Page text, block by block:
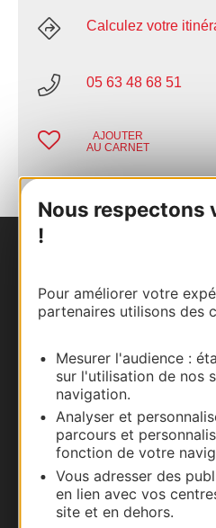
Nous respectons
!
Pour améliorer votre
partenaires utilisons des
Mesurer l'audience :
sur l'utilisation de nos
navigation.
Analyser et
parcours et
fonction de votre
Vous adresser des
en lien avec vos
site et en dehors.
Calculez votre
05 63 48 68 51
AJOUTER
AU CARNET
Carte interactive